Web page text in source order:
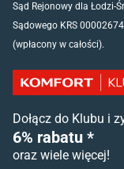
Sąd Rejonowy dla Łodzi-
Sądowego KRS
(wpłacony w całości).
Dołącz do Klubu i
6% rabatu *
oraz wiele więcej!